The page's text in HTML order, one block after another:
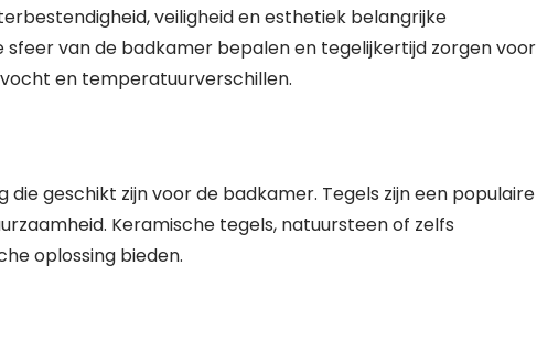
veiligheid en esthetiek belangrijke
sfeer van de badkamer bepalen en tegelijkertijd zorgen voor
en temperatuurverschillen.
geschikt zijn voor de badkamer. Tegels zijn een populaire
Keramische tegels, natuursteen of zelfs
oplossing bieden.